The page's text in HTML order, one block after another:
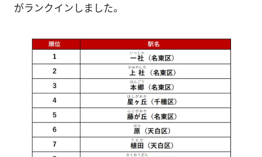
がランクインしました。